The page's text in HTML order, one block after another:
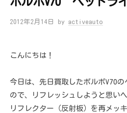
2012年2月14日 by activeauto
こんにちは！
今日は、先日買取したボルボV70
ので、リフレッシュしようと思い
リフレクター（反射板）を再メッ